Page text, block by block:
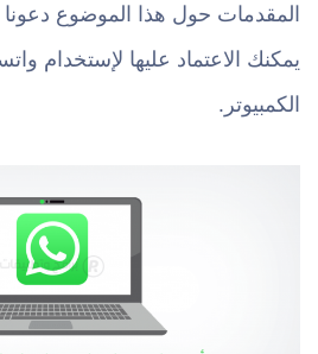
الكمبيوتر.